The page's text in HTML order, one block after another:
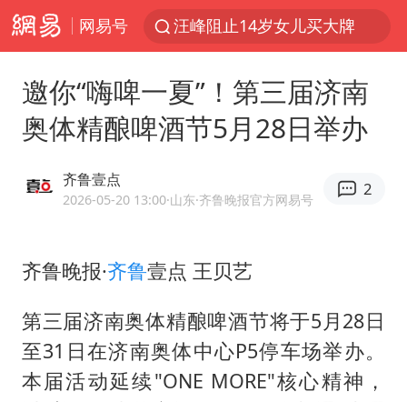
网易号
汪峰阻止14岁女儿买大牌
DeepSeek投资宇树科技意味什么
陕西省委书记赶赴柞水县杏坪镇
邀你“嗨啤一夏”！第三届济南
奥体精酿啤酒节5月28日举办
齐鲁壹点
2026-05-20 13:00·山东·齐鲁晚报官方网易号
2
齐鲁晚报·齐鲁壹点 王贝艺
第三届济南奥体精酿啤酒节将于5月28日
至31日在济南奥体中心P5停车场举办。
本届活动延续"ONE MORE"核心精神，